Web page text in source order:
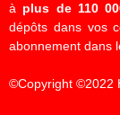
à plus de 110
dépôts dans vos
abonnement dans
©Copyright ©2022